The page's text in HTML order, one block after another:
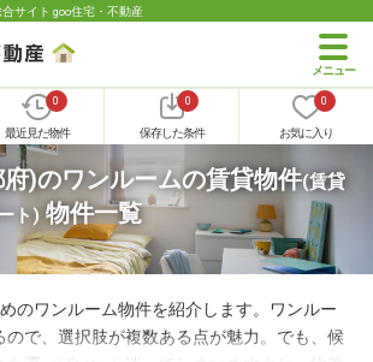
サイト goo住宅・不動産
0
最近見た物件
0
保存した条件
0
お気に入り
)のワンルームの賃貸物件(賃貸
ト) 物件一覧
のワンルーム物件を紹介します。ワンルー
ので、選択肢が複数ある点が魅力。でも、候